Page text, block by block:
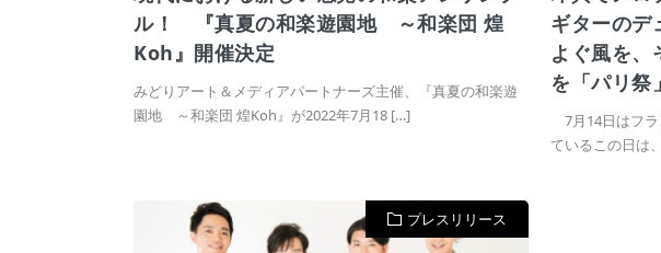
ル！ 『真夏の和楽遊園地 ～和楽団 煌
Koh』開催決定
みどりアート＆メディアパートナーズ主催、『真夏の和楽遊
園地 ～和楽団 煌Koh』が2022年7月18 […]
ギターの
よぐ風を、
を「パリ祭
7月14日はフ
ているこの日は
プレスリリース